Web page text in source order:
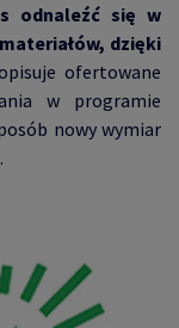
odnaleźć się w
dzięki
ofertowane
w programie
nowy wymiar